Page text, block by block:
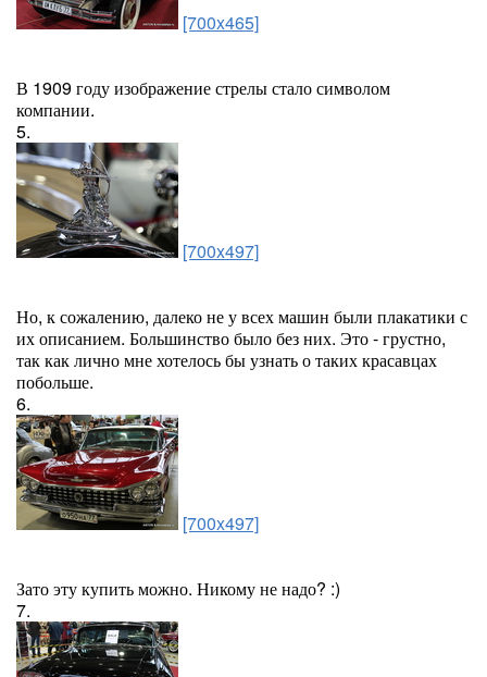
[700x465]
В 1909 году изображение стрелы стало символом
компании.
5.
[700x497]
Но, к сожалению, далеко не у всех машин были плакатики с
их описанием. Большинство было без них. Это - грустно,
так как лично мне хотелось бы узнать о таких красавцах
побольше.
6.
[700x497]
Зато эту купить можно. Никому не надо? :)
7.